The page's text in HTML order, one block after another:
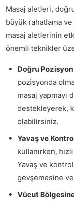
Masaj aletleri,
büyük rahatlama
masaj aletlerinin
önemli teknikler
Doğru
pozisyonda
masaj yapmayı
destekleyerek,
olabilirsiniz.
Yavaş ve
kullanırken,
Yavaş ve
gevşemesine ve
Vücut